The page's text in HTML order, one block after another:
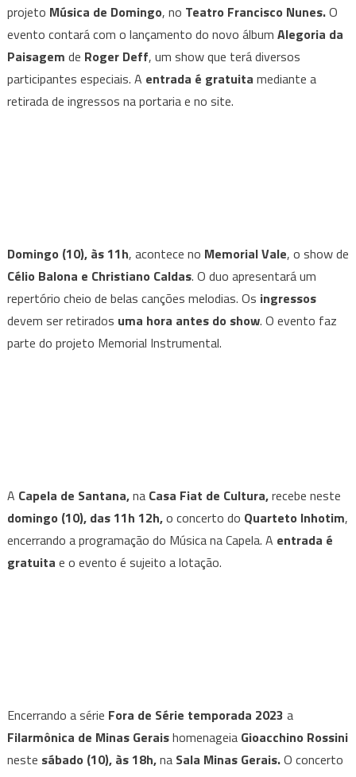
projeto Música de Domingo, no Teatro Francisco Nunes.O
evento contará com o lançamento do novo álbum Alegoria da
Paisagem de Roger Deff, um show que terá diversos
participantes especiais. A entrada é gratuita mediante a
retirada de ingressos na portaria e no site.
Domingo (10), às 11h, acontece no Memorial Vale, o show de
Célio Balona e Christiano Caldas. O duo apresentará um
repertório cheio de belas canções melodias. Os ingressos
devem ser retirados uma hora antes do show. O evento faz
parte do projeto Memorial Instrumental.
A Capela de Santana,na Casa Fiat de Cultura,recebe neste
domingo (10), das 11h 12h,o concerto do Quarteto Inhotim,
encerrando a programação do Música na Capela. A entrada é
gratuita e o evento é sujeito a lotação.
Encerrando a série Fora de Série temporada 2023 a
Filarmônica de Minas Geraishomenageia Gioacchino Rossini
neste sábado (10), às 18h,na Sala Minas Gerais.O concerto